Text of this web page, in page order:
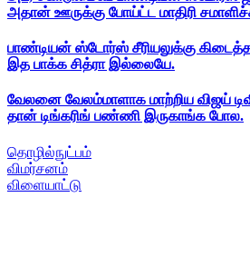
அதான் ஊருக்கு போய்ட்ட மாதிரி
பாண்டியன் ஸ்டோர்ஸ் சீரியலுக்கு
இத பாக்க சித்ரா இல்லையே.
வேலனை வேலம்மாளாக மாற்றிய விஜய்
தான் டிங்கரிங் பண்ணி இருகாங்க போல.
தொழில்நுட்பம்
விமர்சனம்
விளையாட்டு